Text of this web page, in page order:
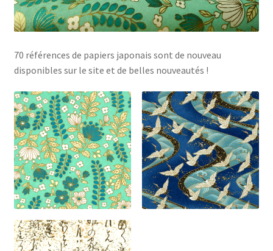
70 références de papiers japonais sont de nouveau
disponibles sur le site et de belles nouveautés !